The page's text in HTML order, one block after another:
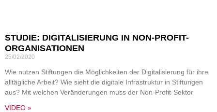
STUDIE: DIGITALISIERUNG IN NON-PROFIT-
ORGANISATIONEN
25/02/2020
Wie nutzen Stiftungen die Möglichkeiten der Digitalisierung für ihre
alltägliche Arbeit? Wie sieht die digitale Infrastruktur in Stiftungen
aus? Mit welchen Veränderungen muss der Non-Profit-Sektor
VIDEO »